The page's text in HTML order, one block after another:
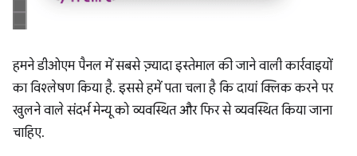
हमने डीओएम पैनल में सबसे ज़्यादा इस्तेमाल की जाने वाली कार्रवाइयों
का विश्लेषण किया है. इससे हमें पता चला है कि दायां क्लिक करने पर
खुलने वाले संदर्भ मेन्यू को व्यवस्थित और फिर से व्यवस्थित किया जाना
चाहिए.